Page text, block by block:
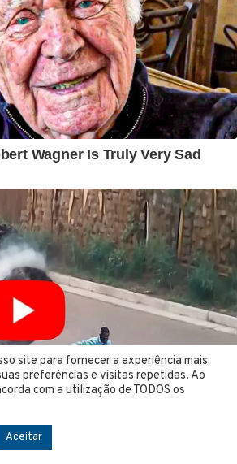
site para fornecer a experiência mais
preferências e visitas repetidas. Ao
com a utilização de TODOS os
Aceitar